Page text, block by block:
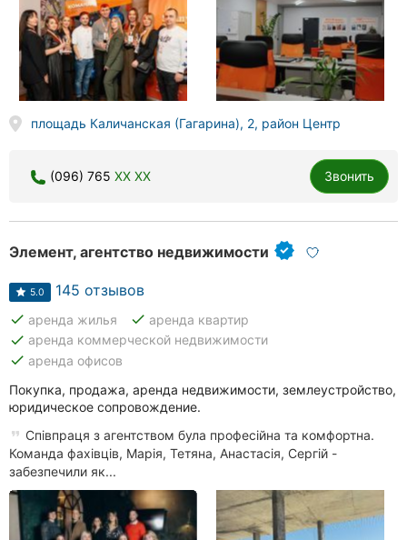
площадь Каличанская (Гагарина), 2, район Центр
(096) 765 XX XX Звонить
Элемент, агентство недвижимости
5.0 145 отзывов
done аренда жилья done аренда квартир
done аренда коммерческой недвижимости
done аренда офисов
Покупка, продажа, аренда недвижимости, землеустройство,
юридическое сопровождение.
Співпраця з агентством була професійна та комфортна.
Команда фахівців, Марія, Тетяна, Анастасія, Сергій -
забезпечили як...